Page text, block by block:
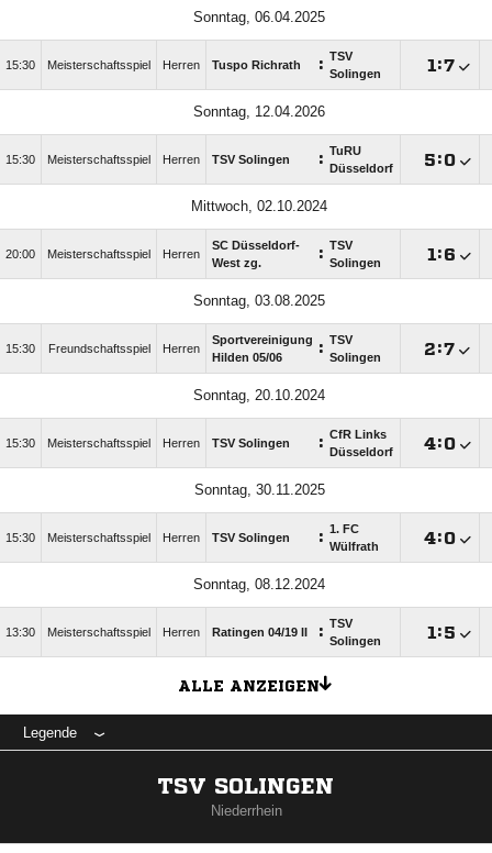
Sonntag, 06.04.2025
15:30 Meisterschaftsspiel Herren Tuspo Richrath : TSV
Solingen
:
Sonntag, 12.04.2026
15:30 Meisterschaftsspiel Herren TSV Solingen : TuRU
Düsseldorf
:
Mittwoch, 02.10.2024
20:00 Meisterschaftsspiel Herren
SC Düsseldorf-
West zg.
: TSV
Solingen
:
Sonntag, 03.08.2025
15:30 Freundschaftsspiel Herren
Sportvereinigung
Hilden 05/​06
: TSV
Solingen
:
Sonntag, 20.10.2024
15:30 Meisterschaftsspiel Herren TSV Solingen : CfR Links
Düsseldorf
:
Sonntag, 30.11.2025
15:30 Meisterschaftsspiel Herren TSV Solingen : 1. FC
Wülfrath
:
Sonntag, 08.12.2024
13:30 Meisterschaftsspiel Herren Ratingen 04/​19 II : TSV
Solingen
:
ALLE ANZEIGEN
Legende
TSV SOLINGEN
Niederrhein